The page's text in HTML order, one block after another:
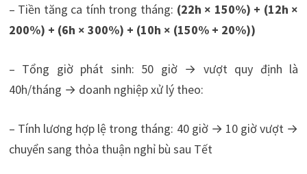
– Tiền tăng ca tính trong tháng: (22h × 150%) + (12h ×
200%) + (6h × 300%) + (10h × (150% + 20%))
– Tổng giờ phát sinh: 50 giờ → vượt quy định là
40h/tháng → doanh nghiệp xử lý theo:
– Tính lương hợp lệ trong tháng: 40 giờ → 10 giờ vượt →
chuyển sang thỏa thuận nghỉ bù sau Tết